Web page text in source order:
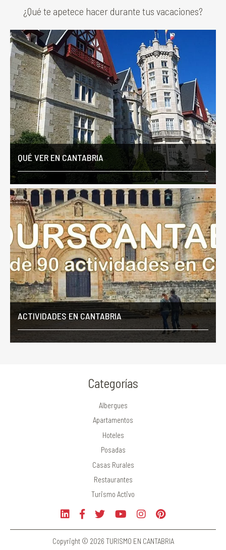
¿Qué te apetece hacer durante tus vacaciones?
QUÉ VER EN CANTABRIA
ACTIVIDADES EN CANTABRIA
Categorías
Albergues
Apartamentos
Hoteles
Posadas
Casas Rurales
Restaurantes
Turismo Activo
Copyright © 2026 TURISMO EN CANTABRIA